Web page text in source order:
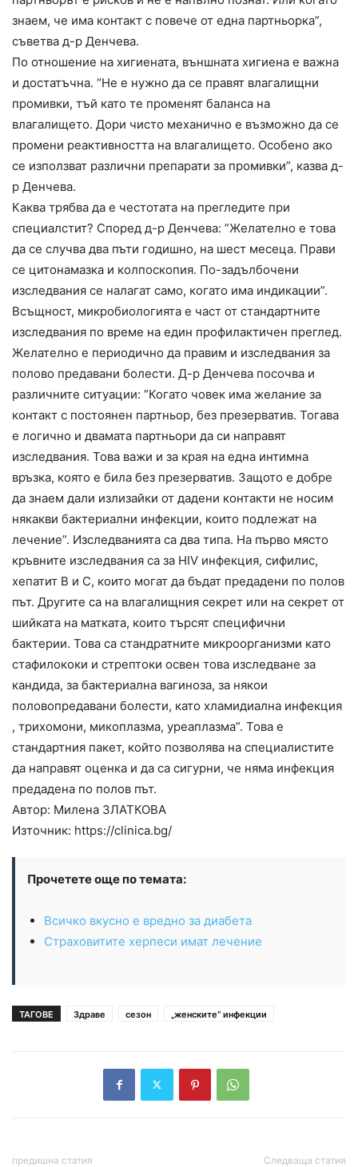
знаем, че има контакт с повече от една партньорка”,
съветва д-р Денчева.
По отношение на хигиената, външната хигиена е важна
и достатъчна. “Не е нужно да се правят влагалищни
промивки, тъй като те променят баланса на
влагалището. Дори чисто механично е възможно да се
промени реактивността на влагалището. Особено ако
се използват различни препарати за промивки”, казва д-
р Денчева.
Каква трябва да е честотата на прегледите при
специалстит? Според д-р Денчева: ”Желателно е това
да се случва два пъти годишно, на шест месеца. Прави
се цитонамазка и колпоскопия. По-задълбочени
изследвания се налагат само, когато има индикации”.
Всъщност, микробиологията е част от стандартните
изследвания по време на един профилактичен преглед.
Желателно е периодично да правим и изследвания за
полово предавани болести. Д-р Денчева посочва и
различните ситуации: ”Когато човек има желание за
контакт с постоянен партньор, без презерватив. Тогава
е логично и двамата партньори да си направят
изследвания. Това важи и за края на една интимна
връзка, която е била без презерватив. Защото е добре
да знаем дали излизайки от дадени контакти не носим
някакви бактериални инфекции, които подлежат на
лечение”. Изследванията са два типа. На първо място
кръвните изследвания са за HIV инфекция, сифилис,
хепатит B и C, които могат да бъдат предадени по полов
път. Другите са на влагалищния секрет или на секрет от
шийката на матката, които търсят специфични
бактерии. Това са стандратните микроорганизми като
стафилококи и стрептоки освен това изследване за
кандида, за бактериална вагиноза, за някои
половопредавани болести, като хламидиална инфекция
, трихомони, микоплазма, уреаплазма”. Това е
стандартния пакет, който позволява на специалистите
да направят оценка и да са сигурни, че няма инфекция
предадена по полов път.
Автор: Милена ЗЛАТКОВА
Източник: https://clinica.bg/
Прочетете още по темата:
Всичко вкусно е вредно за диабета
Страховитите херпеси имат лечение
ТАГОВЕ Здраве сезон „женските“ инфекции
предишна статия Следваща статия